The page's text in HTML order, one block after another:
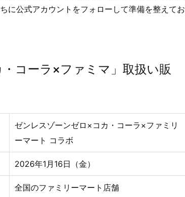
に公式アカウントをフォローして準備を整えてお
コーラ×ファミマ」取扱い販
ゼンレスゾーンゼロ×コカ・コーラ×ファミリ
ーマート コラボ
2026年1月16日（金）
全国のファミリーマート店舗